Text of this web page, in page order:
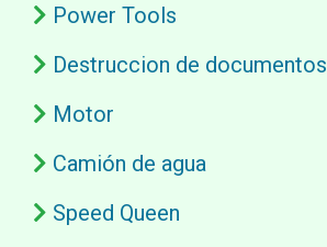
Power Tools
Destruccion de documentos
Motor
Camión de agua
Speed Queen